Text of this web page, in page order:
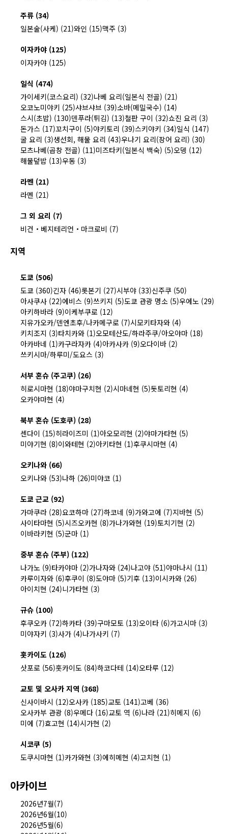
주류 (34)
일본술(사케) (21)와인 (15)맥주 (3)
이자카야 (125)
이자카야 (125)
일식 (474)
가이세키(코스요리) (32)나베 요리(일본식 전골) (21)
오코노미야키 (25)샤브샤브 (39)소바(메밀국수) (14)
스시(초밥) (130)덴푸라(튀김) (13)철판 구이 (32)쇼진 요리 (3)
돈가스 (17)꼬치구이 (5)야키토리 (39)스키야키 (34)일식 (147)
굴 요리 (3)생선회, 해물 요리 (43)우나기 요리(장어 요리) (30)
모츠나베(곱창 전골) (11)미즈타키(일본식 백숙) (5)오뎅 (12)
해물덮밥 (13)우동 (3)
라멘 (21)
라멘 (21)
그 외 요리 (7)
비건・베지테리언・마크로비 (7)
지역
도쿄 (506)
도쿄 (360)긴자 (46)롯본기 (27)시부야 (33)신주쿠 (50)
아사쿠사 (22)에비스 (9)쓰키지 (5)도쿄 관광 명소 (5)우에노 (29)
아키하바라 (9)이케부쿠로 (12)
지유가오카/덴엔초후/나카메구로 (7)시모키타자와 (4)
키치조지 (3)타치카와 (1)오모테산도/하라주쿠/아오야마 (18)
아카바네 (1)카구라자카 (4)아카사카 (9)오다이바 (2)
쓰키시마/하루미/도요스 (3)
서부 혼슈 (주고쿠) (26)
히로시마현 (18)야마구치현 (2)시마네현 (5)돗토리현 (4)
오카야마현 (4)
북부 혼슈 (도호쿠) (28)
센다이 (15)히라이즈미 (1)아오모리현 (2)야마가타현 (5)
미야기현 (8)이와테현 (2)아키타현 (1)후쿠시마현 (4)
오키나와 (66)
오키나와 (53)나하 (26)미야코 (1)
도쿄 근교 (92)
가마쿠라 (28)요코하마 (27)하코네 (9)가와고에 (7)지바현 (5)
사이타마현 (5)시즈오카현 (8)가나가와현 (19)토치기현 (2)
이바라키현 (5)군마 (1)
중부 혼슈 (주부) (122)
나가노 (9)타카야마 (2)가나자와 (24)나고야 (51)야마나시 (11)
카루이자와 (6)후쿠이 (8)도야마 (5)기후 (13)이시카와 (26)
아이치현 (24)니가타현 (3)
규슈 (100)
후쿠오카 (72)하카타 (39)구마모토 (13)오이타 (6)가고시마 (3)
미야자키 (3)사가 (4)나가사키 (7)
홋카이도 (126)
삿포로 (56)홋카이도 (84)하코다테 (14)오타루 (12)
교토 및 오사카 지역 (368)
신사이바시 (12)오사카 (185)교토 (141)고베 (36)
오사카부 관광 (8)우메다 (16)교토 역 (6)나라 (21)히메지 (6)
미에 (7)효고현 (14)시가현 (2)
시코쿠 (5)
도쿠시마현 (1)카가와현 (3)에히메현 (4)고치현 (1)
아카이브
2026년7월(7)
2026년6월(10)
2026년5월(6)